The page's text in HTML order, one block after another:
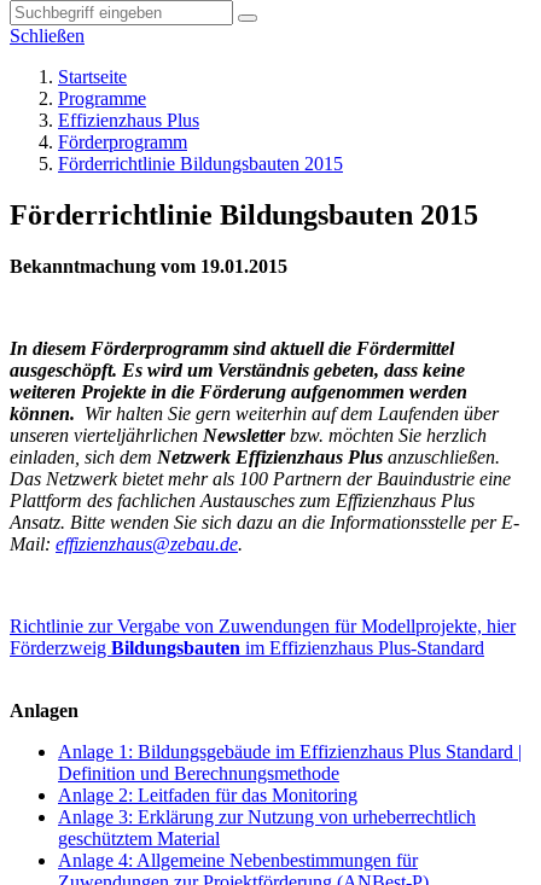
Schließen
Startseite
Programme
Effizienzhaus Plus
Förderprogramm
Förderrichtlinie Bildungsbauten 2015
Förderrichtlinie Bildungsbauten 2015
Bekanntmachung vom 19.01.2015
In diesem Förderprogramm sind aktuell die Fördermittel
ausgeschöpft. Es wird um Verständnis gebeten, dass keine
weiteren Projekte in die Förderung aufgenommen werden
können. Wir halten Sie gern weiterhin auf dem Laufenden über
unseren vierteljährlichen Newsletterbzw. möchten Sie herzlich
einladen, sich dem Netzwerk Effizienzhaus Plus anzuschließen.
Das Netzwerk bietet mehr als 100 Partnern der Bauindustrie eine
Plattform des fachlichen Austausches zum Effizienzhaus Plus
Ansatz. Bitte wenden Sie sich dazu an die Informationsstelle per E-
Mail: effizienzhaus@zebau.de.
Richtlinie zur Vergabe von Zuwendungen für Modellprojekte, hier
Förderzweig Bildungsbauten im Effizienzhaus Plus-Standard
Anlagen
Anlage 1: Bildungsgebäude im Effizienzhaus Plus Standard |
Definition und Berechnungsmethode
Anlage 2: Leitfaden für das Monitoring
Anlage 3: Erklärung zur Nutzung von urheberrechtlich
geschütztem Material
Anlage 4: Allgemeine Nebenbestimmungen für